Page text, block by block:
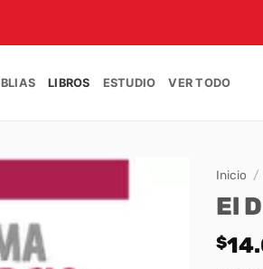
LIBROS ESTUDIO VER TODO
Inicio /
El
$